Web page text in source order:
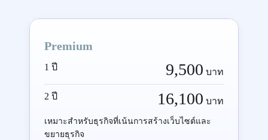
Premium
1 ปี 9,500 บาท
2 ปี 16,100 บาท
เหมาะสำหรับธุรกิจที่เน้นการสร้างเว็บไซต์และ
ขยายธุรกิจ